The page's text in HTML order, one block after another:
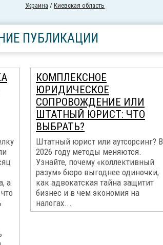
Украина / Киевская область
ПУБЛИКАЦИИ
а
КОМПЛЕКСНОЕ
ЮРИДИЧЕСКОЕ
СОПРОВОЖДЕНИЕ ИЛИ
ШТАТНЫЙ ЮРИСТ: ЧТО
ВЫБРАТЬ?
Штатный юрист или аутсорсинг? В
2026 году методы меняются.
Узнайте, почему «коллективный
разум» бюро выгоднее одиночки,
как адвокатская тайна защитит
бизнес и в чем экономия на
налогах...